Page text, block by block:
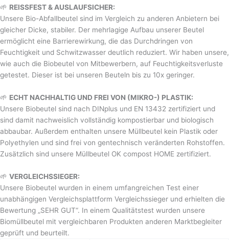
🌱 REISSFEST & AUSLAUFSICHER:
Unsere Bio-Abfallbeutel sind im Vergleich zu anderen Anbietern bei
gleicher Dicke, stabiler. Der mehrlagige Aufbau unserer Beutel
ermöglicht eine Barrierewirkung, die das Durchdringen von
Feuchtigkeit und Schwitzwasser deutlich reduziert. Wir haben unsere,
wie auch die Biobeutel von Mitbewerbern, auf Feuchtigkeitsverluste
getestet. Dieser ist bei unseren Beuteln bis zu 10x geringer.
🌱 ECHT NACHHALTIG UND FREI VON (MIKRO-) PLASTIK:
Unsere Biobeutel sind nach DINplus und EN 13432 zertifiziert und
sind damit nachweislich vollständig kompostierbar und biologisch
abbaubar. Außerdem enthalten unsere Müllbeutel kein Plastik oder
Polyethylen und sind frei von gentechnisch veränderten Rohstoffen.
Zusätzlich sind unsere Müllbeutel OK compost HOME zertifiziert.
🌱 VERGLEICHSSIEGER:
Unsere Biobeutel wurden in einem umfangreichen Test einer
unabhängigen Vergleichsplattform Vergleichssieger und erhielten die
Bewertung „SEHR GUT“. In einem Qualitätstest wurden unsere
Biomüllbeutel mit vergleichbaren Produkten anderen Marktbegleiter
geprüft und beurteilt.